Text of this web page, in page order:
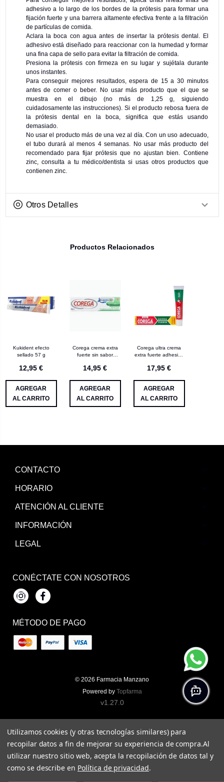
adhesivo a lo largo de los bordes de la prótesis para formar una
fijación fuerte y una barrera altamente efectiva frente a la filtración
de partículas de comida.
Aclara la boca con agua antes de insertar la prótesis dental. El
adhesivo está diseñado para reaccionar con la humedad y formar
una fina capa de sello para evitar la filtración de comida.
Presiona la prótesis con firmeza en su lugar y sujétala durante
unos instantes.
Para conseguir mejores resultados, espera de 15 a 30 minutos
antes de comer o beber. No usar más producto que el que se
muestra en el dibujo (no más de 1,25 g, siguiendo
cuidadosamente las instrucciones). Si el producto rebosa fuera de
la prótesis dental en la boca, significa que estás usando
demasiado.
No usar el producto más de una vez al día. Con un uso adecuado,
el tubo durará al menos 4 semanas. No usar más producto del
recomendado para fijar prótesis que no ajustan bien. Contiene
zinc, consulta a tu médico/dentista si usas otros productos que
contienen zinc.
Otros Detalles
Productos Relacionados
Kukident efecto
sellado 57 g
12,95 €
AGREGAR
AL CARRITO
Corega crema extra
fuerte sin sabor
dental (a)
14,95 €
AGREGAR
AL CARRITO
Corega ultra crema
extra fuerte adhesivo
17,95 €
AGREGAR
AL CARRITO
CONTACTO
HORARIO
ATENCIÓN AL CLIENTE
INFORMACIÓN
LEGAL
CONÉCTATE CON NOSOTROS
InstagramFacebook
MÉTODO DE PAGO
© 2026 Farmacia Manzano
Powered by Topfarma
v1.27.0
Utilizamos cookies (y otras tecnologías similares) para
recopilar datos a fin de mejorar su experiencia de compra.Al
utilizar nuestro sitio web, acepta la recopilación de datos tal y
como se describe en Política de privacidad.